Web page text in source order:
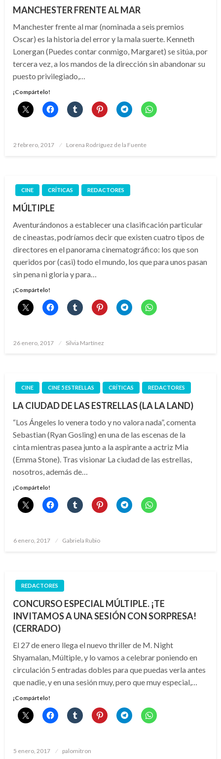
MANCHESTER FRENTE AL MAR
Manchester frente al mar (nominada a seis premios
Oscar) es la historia del error y la mala suerte. Kenneth
Lonergan (Puedes contar conmigo, Margaret) se sitúa, por
tercera vez, a los mandos de la dirección sin abandonar su
puesto privilegiado,…
¡Compártelo!
Publicado
2 febrero, 2017 Lorena Rodríguez de la Fuente
CINE CRÍTICAS REDACTORES
MÚLTIPLE
Aventurándonos a establecer una clasificación particular
de cineastas, podríamos decir que existen cuatro tipos de
directores en el panorama cinematográfico: los que son
queridos por (casi) todo el mundo, los que para unos pasan
sin pena ni gloria y para…
¡Compártelo!
Publicado
26 enero, 2017 Silvia Martínez
CINE CINE 5 ESTRELLAS CRÍTICAS REDACTORES
LA CIUDAD DE LAS ESTRELLAS (LA LA LAND)
“Los Ángeles lo venera todo y no valora nada”, comenta
Sebastian (Ryan Gosling) en una de las escenas de la
cinta mientras pasea junto a la aspirante a actriz Mia
(Emma Stone). Tras visionar La ciudad de las estrellas,
nosotros, además de…
¡Compártelo!
Publicado
6 enero, 2017 Gabriela Rubio
REDACTORES
CONCURSO ESPECIAL MÚLTIPLE. ¡TE
INVITAMOS A UNA SESIÓN CON SORPRESA!
(CERRADO)
El 27 de enero llega el nuevo thriller de M. Night
Shyamalan, Múltiple, y lo vamos a celebrar poniendo en
circulación 5 entradas dobles para que puedas verla antes
que nadie, y en una sesión muy, pero que muy especial,…
¡Compártelo!
Publicado
5 enero, 2017 palomitron